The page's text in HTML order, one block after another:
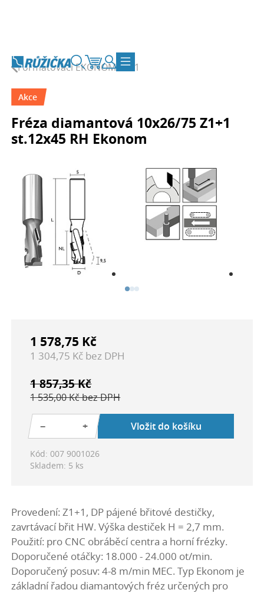
Vyhledávání
KošíkZákaznický účet
Přepnout navigaci
Formátovací EKONOM Z1+1
Akce
Fréza diamantová 10x26/75 Z1+1
st.12x45 RH Ekonom
1 578,75 Kč
1 304,75 Kč bez DPH
1 857,35 Kč
1 535,00 Kč bez DPH
− + Vložit do košíku
Kód: 007 9001026
Skladem: 5 ks
Provedení: Z1+1, DP pájené břitové destičky,
zavrtávací břit HW. Výška destiček H = 2,7 mm.
Použití: pro CNC obráběcí centra a horní frézky.
Doporučené otáčky: 18.000 - 24.000 ot/min.
Doporučený posuv: 4-8 m/min MEC. Typ Ekonom je
základní řadou diamantových fréz určených pro